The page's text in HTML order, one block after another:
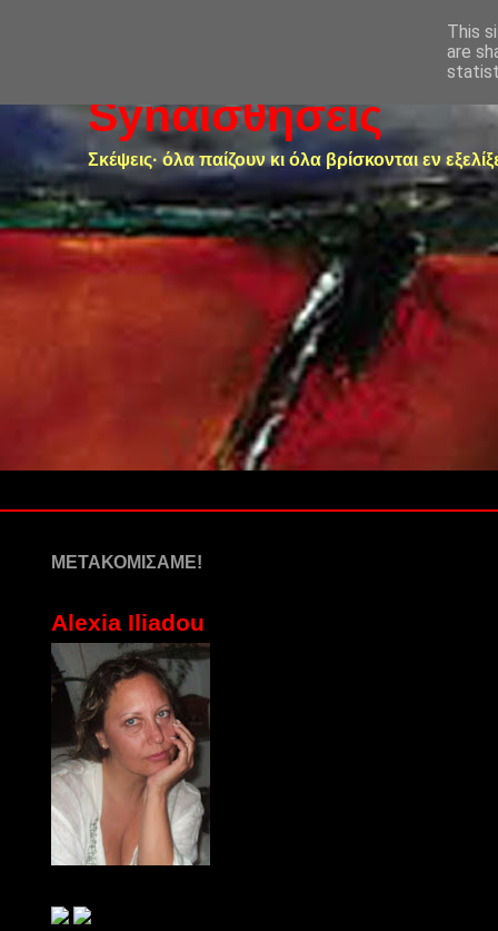
Synαισθήσεις
Σκέψεις· όλα παίζουν κι όλα βρίσκονται εν
ΜΕΤΑΚΟΜΙΣΑΜΕ!
Alexia Iliadou
This
are